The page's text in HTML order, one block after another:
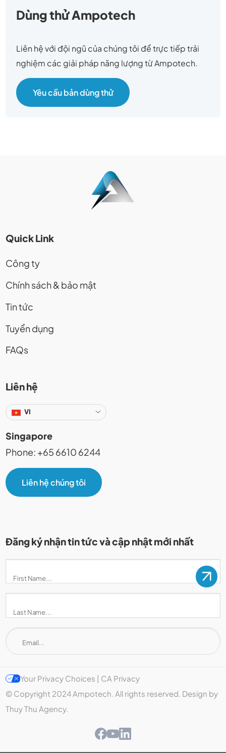
Dùng thử Ampotech
Liên hệ với đội ngũ của chúng tôi để trực tiếp trải
nghiệm các giải pháp năng lượng từ Ampotech.
Yêu cầu bản dùng thử
Quick Link
Công ty
Chính sách & bảo mật
Tin tức
Tuyển dụng
FAQs
Liên hệ
VI
Singapore
Phone: +65 6610 6244
Liên hệ chúng tôi
Đăng ký nhận tin tức và cập nhật mới nhất
Your Privacy Choices | CA Privacy
© Copyright 2024 Ampotech. All rights reserved. Design by
Thuy Thu Agency.